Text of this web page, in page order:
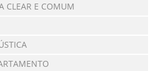
CLEAR E COMUM